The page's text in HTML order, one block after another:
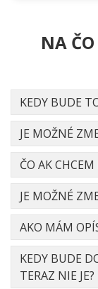
NA
KEDY BUDE
JE MOŽNÉ
ČO AK
JE MOŽNÉ
AKO MÁM
KEDY BUDE
TERAZ NIE JE?